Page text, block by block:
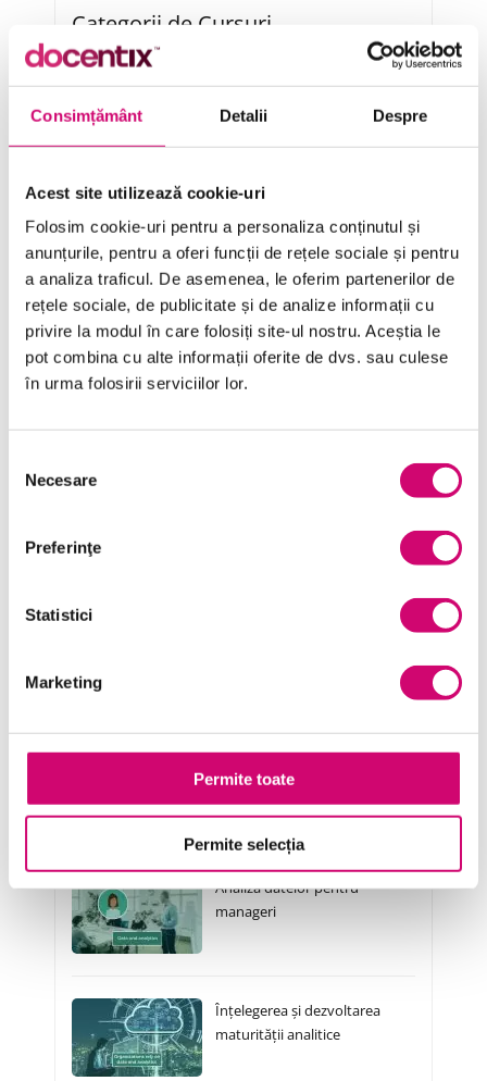
Consimțământ Detalii Despre
Acest site utilizează cookie-uri
Folosim cookie-uri pentru a personaliza conținutul și
anunțurile, pentru a oferi funcții de rețele sociale și pentru
a analiza traficul. De asemenea, le oferim partenerilor de
rețele sociale, de publicitate și de analize informații cu
privire la modul în care folosiți site-ul nostru. Aceștia le
pot combina cu alte informații oferite de dvs. sau culese
în urma folosirii serviciilor lor.
consimțământului
Necesare
Preferinţe
Statistici
Marketing
Permite toate
Permite selecția
Categorii de Cursuri
Limba Engleză
Management și Leadership
Marketing
Microsoft Office
Project Management
Resurse Umane
Serviciul clienți
Vânzări și negocieri
Cursuri Similare
directorii executivi
Analiza datelor pentru
manageri
Înțelegerea și dezvoltarea
maturității analitice